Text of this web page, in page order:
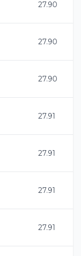
27.90
27.90
27.90
27.91
27.91
27.91
27.91